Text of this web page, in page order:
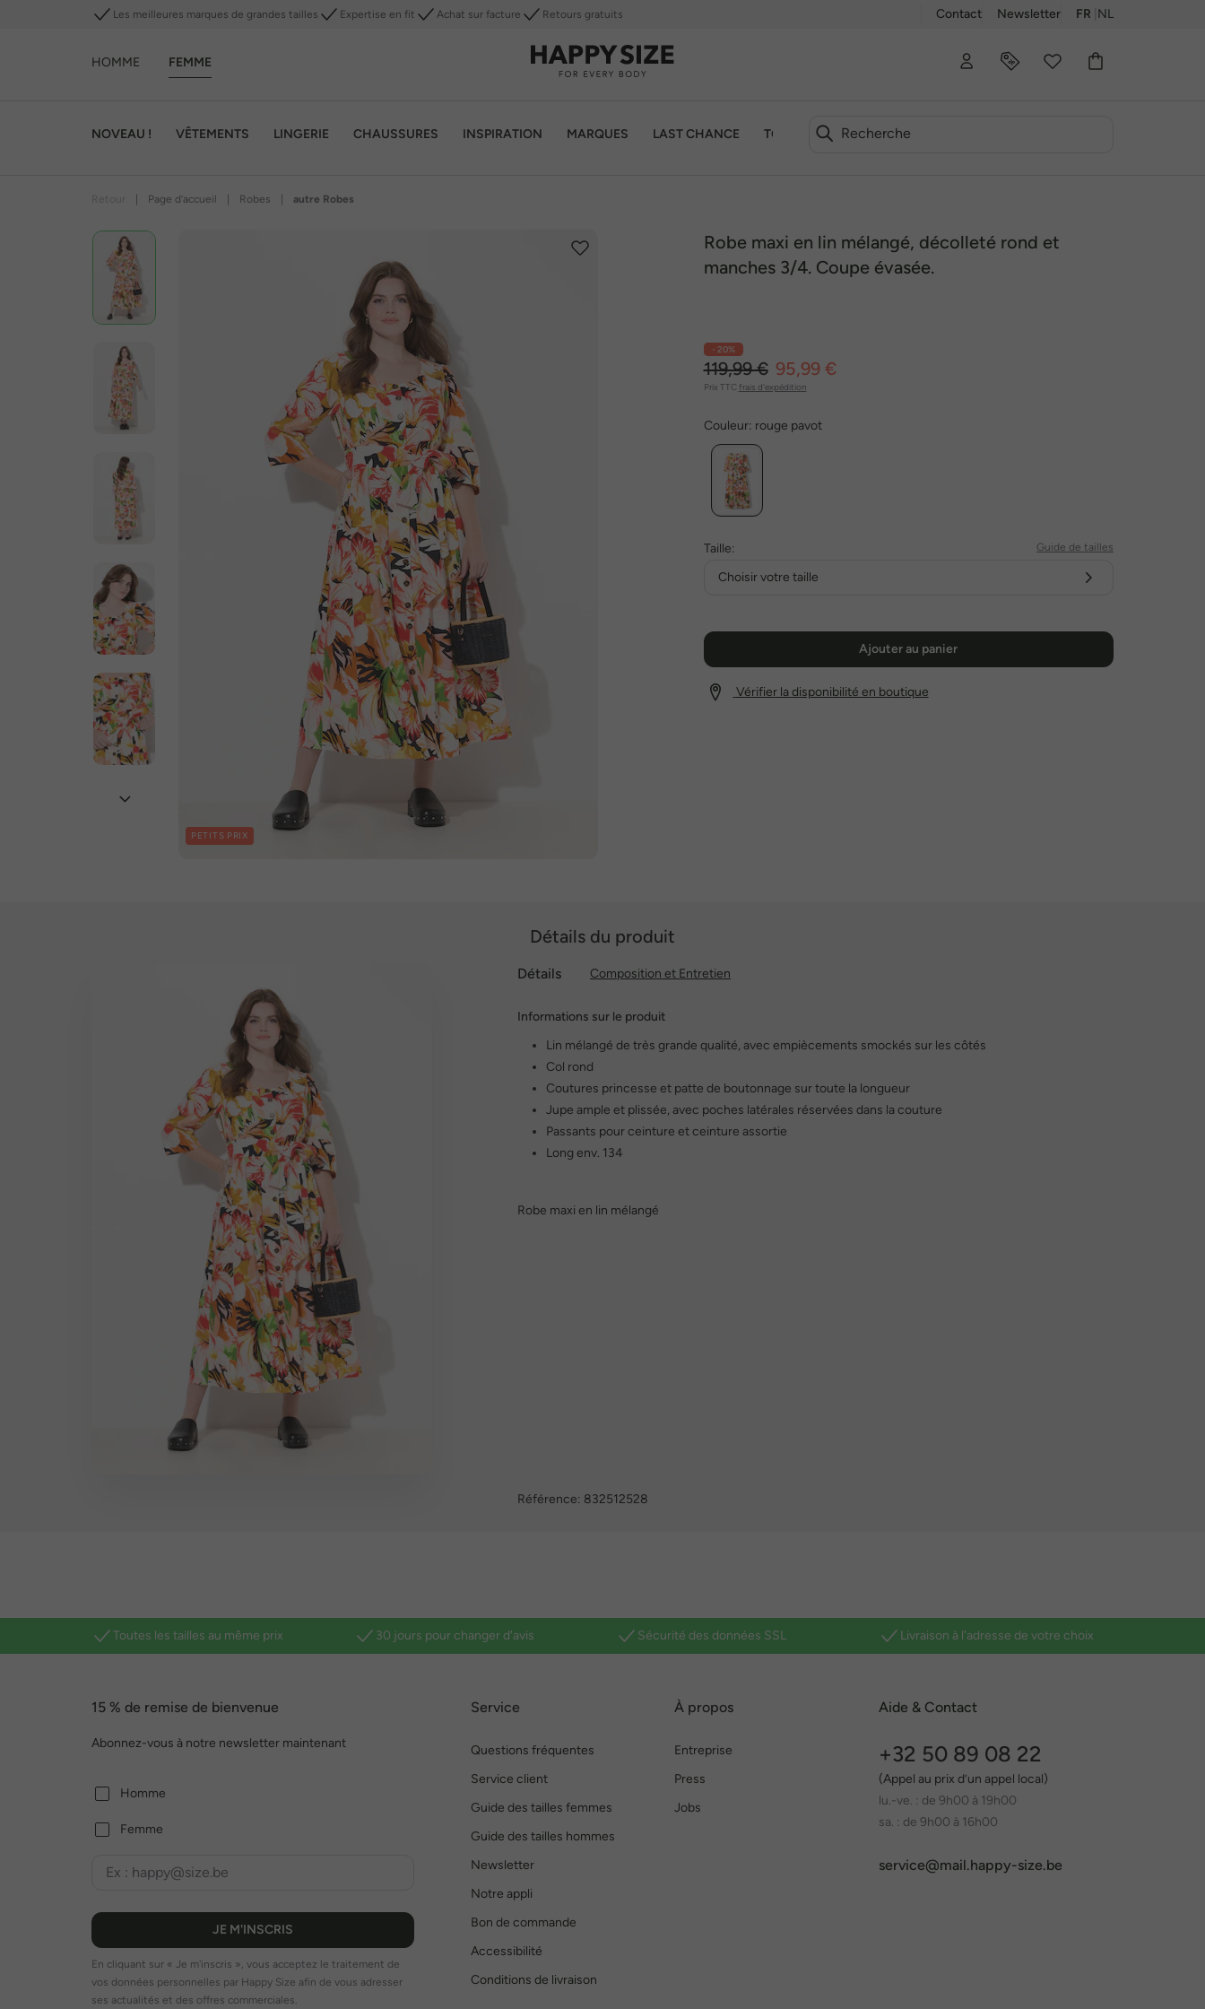
Les meilleures marques de grandes tailles Expertise en fit Achat sur facture Retours gratuits Contact Newsletter FR NL
HOMME FEMME
NOVEAU ! VÊTEMENTS LINGERIE CHAUSSURES INSPIRATION MARQUES LAST CHANCE TOP 100
Page d’accueil Robes autre Robes
PETITS PRIX
Robe maxi en lin mélangé, décolleté rond et
manches 3/4. Coupe évasée.
- 20%
119,99 € 95,99 €
Prix TTC frais d'expédition
Couleur: rouge pavot
Taille: Guide de tailles
Choisir votre taille
Ajouter au panier
Vérifier la disponibilité en boutique
Détails du produit
Détails Composition et Entretien
Informations sur le produit
Lin mélangé de très grande qualité, avec empiècements smockés sur les côtés
Col rond
Coutures princesse et patte de boutonnage sur toute la longueur
Jupe ample et plissée, avec poches latérales réservées dans la couture
Passants pour ceinture et ceinture assortie
Long env. 134
Robe maxi en lin mélangé
Référence: 832512528
Toutes les tailles au même prix 30 jours pour changer d'avis Sécurité des données SSL Livraison à l'adresse de votre choix
15 % de remise de bienvenue
Abonnez-vous à notre newsletter maintenant
Homme
Femme
JE M'INSCRIS
En cliquant sur « Je m'inscris », vous acceptez le traitement de
vos données personnelles par Happy Size afin de vous adresser
ses actualités et des offres commerciales.
Service
Questions fréquentes
Service client
Guide des tailles femmes
Guide des tailles hommes
Newsletter
Notre appli
Bon de commande
Accessibilité
Conditions de livraison
À propos
Entreprise
Press
Jobs
Aide & Contact
+32 50 89 08 22
(Appel au prix d’un appel local)
lu.-ve. : de 9h00 à 19h00
sa. : de 9h00 à 16h00
service@mail.happy-size.be